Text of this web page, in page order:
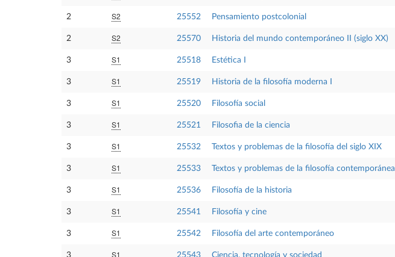
2 S2 25552 Pensamiento postcolonial
2 S2 25570 Historia del mundo contemporáneo II (siglo XX)
3 S1 25518 Estética I
3 S1 25519 Historia de la filosofía moderna I
3 S1 25520 Filosofía social
3 S1 25521 Filosofia de la ciencia
3 S1 25532 Textos y problemas de la filosofía del siglo XIX
3 S1 25533 Textos y problemas de la filosofía contemporánea
3 S1 25536 Filosofía de la historia
3 S1 25541 Filosofía y cine
3 S1 25542 Filosofía del arte contemporáneo
3 S1 25543 Ciencia, tecnología y sociedad